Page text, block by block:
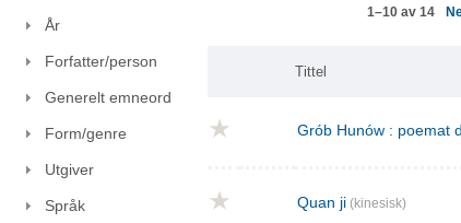
År
Forfatter/person
Generelt emneord
Form/genre
Utgiver
Språk
1–10 av 14
Tittel
Grób Hunów : poemat
Quan ji (kinesisk)